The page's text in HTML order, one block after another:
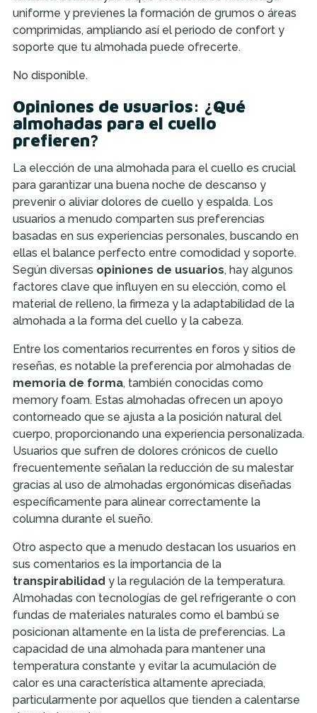
uniforme y previenes la formación de grumos o áreas
comprimidas, ampliando así el periodo de confort y
soporte que tu almohada puede ofrecerte.
No disponible.
Opiniones de usuarios: ¿Qué
almohadas para el cuello
prefieren?
La elección de una almohada para el cuello es crucial
para garantizar una buena noche de descanso y
prevenir o aliviar dolores de cuello y espalda. Los
usuarios a menudo comparten sus preferencias
basadas en sus experiencias personales, buscando en
ellas el balance perfecto entre comodidad y soporte.
Según diversas opiniones de usuarios, hay algunos
factores clave que influyen en su elección, como el
material de relleno, la firmeza y la adaptabilidad de la
almohada a la forma del cuello y la cabeza.
Entre los comentarios recurrentes en foros y sitios de
reseñas, es notable la preferencia por almohadas de
memoria de forma, también conocidas como
memory foam. Estas almohadas ofrecen un apoyo
contorneado que se ajusta a la posición natural del
cuerpo, proporcionando una experiencia personalizada.
Usuarios que sufren de dolores crónicos de cuello
frecuentemente señalan la reducción de su malestar
gracias al uso de almohadas ergonómicas diseñadas
específicamente para alinear correctamente la
columna durante el sueño.
Otro aspecto que a menudo destacan los usuarios en
sus comentarios es la importancia de la
transpirabilidad y la regulación de la temperatura.
Almohadas con tecnologías de gel refrigerante o con
fundas de materiales naturales como el bambú se
posicionan altamente en la lista de preferencias. La
capacidad de una almohada para mantener una
temperatura constante y evitar la acumulación de
calor es una característica altamente apreciada,
particularmente por aquellos que tienden a calentarse